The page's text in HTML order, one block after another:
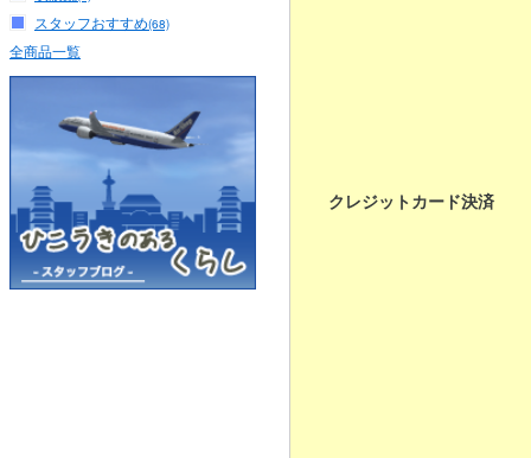
スタッフおすすめ(68)
全商品一覧
クレジットカード決済